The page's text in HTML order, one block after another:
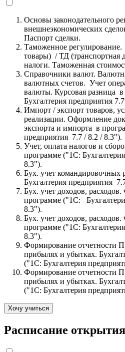
Основы законодательного
внешнеэкономических
Паспорт сделки.
Таможенное
товары) / ТД (транспортная
налоги. Таможенная
Справочники валют.
валютных счетов. Учет
валюты. Курсовая разница
Бухгалтерия предприятия
Импорт / экспорт товаров,
реализации. Оформление
экспорта и импорта в
предприятия 7.7 / 8.2 / 8.3").
Учет, оплата налогов и
программе ("1С:
8.3").
Бух. учет командировочных
Бухгалтерия предприятия
Бух. учет доходов,
программе ("1С:
8.3").
Бух. учет доходов,
программе ("1С:
8.3").
Формирование отчетности
прибылях и убытках.
("1С: Бухгалтерия
Формирование отчетности
прибылях и убытках.
("1С: Бухгалтерия
Хочу учиться
Расписание